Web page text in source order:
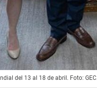
del 13 al 18 de abril. Foto: GEC.